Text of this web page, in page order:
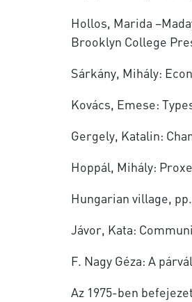
Hollos, Marida
Brooklyn College
Sárkány, Mihály:
Kovács, Emese:
Gergely, Katalin:
Hoppál, Mihály:
Hungarian village, pp.
Jávor, Kata:
F. Nagy Géza: A
Az 1975-ben